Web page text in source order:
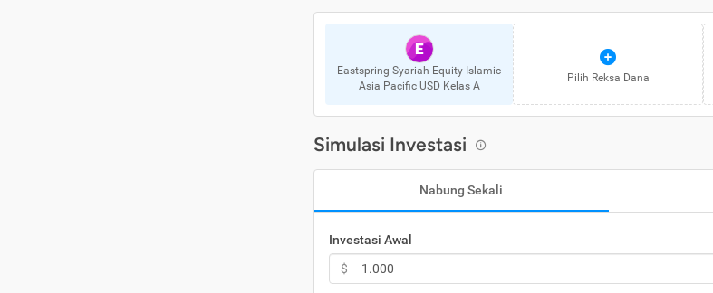
E
Eastspring Syariah Equity Islamic
Asia Pacific USD Kelas A
Pilih Reksa Dana
Simulasi Investasi
Nabung Sekali
Investasi Awal
$